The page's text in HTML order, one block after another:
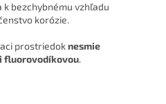
bezchybnému vzhľadu
korózie.
prostriedoknesmie
fluorovodíkovou.